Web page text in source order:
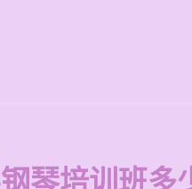
琴培训班多